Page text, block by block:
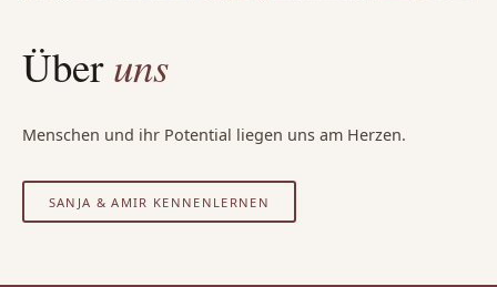
Überuns
Menschen und ihr Potential liegen uns am Herzen.
SANJA & AMIR KENNENLERNEN